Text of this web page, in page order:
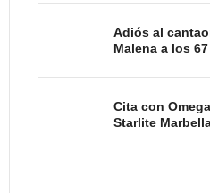
Adiós al
Malena a los
Cita con
Starlite